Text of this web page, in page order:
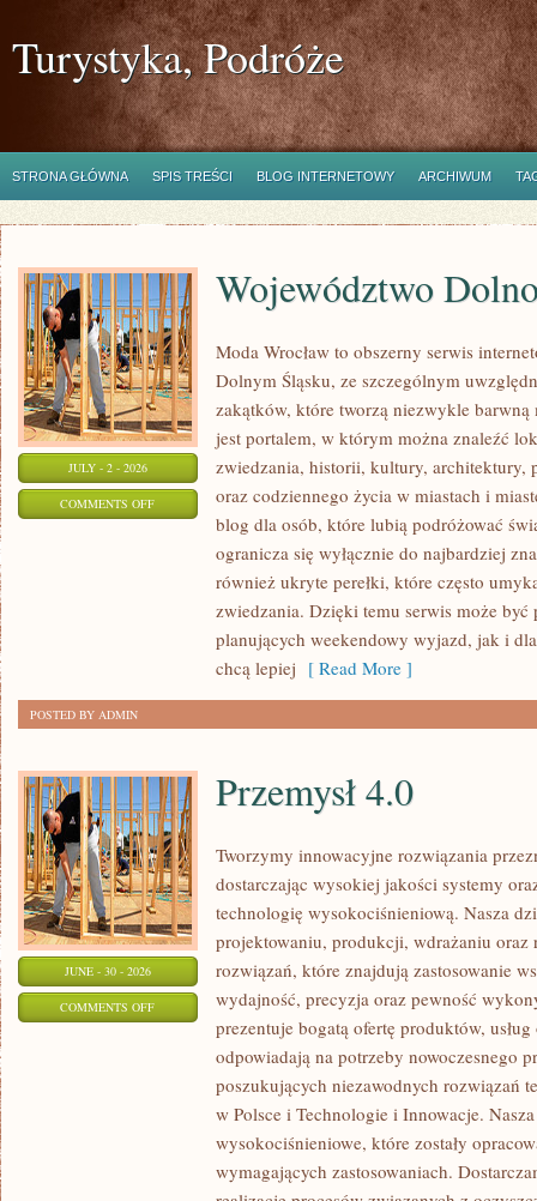
Turystyka, Podróże
STRONA GŁÓWNA SPIS TREŚCI BLOG INTERNETOWY ARCHIWUM
JULY - 2 - 2026
COMMENTS OFFON
WOJEWÓDZTWO
DOLNOŚLĄSKIE
Województwo
Moda Wrocław to obszerny serwis
Dolnym Śląsku, ze szczególnym
zakątków, które tworzą niezwykle barwną
jest portalem, w którym można znaleźć
zwiedzania, historii, kultury, architektury,
oraz codziennego życia w miastach i
blog dla osób, które lubią podróżować
ogranicza się wyłącznie do najbardziej
również ukryte perełki, które często
zwiedzania. Dzięki temu serwis może
planujących weekendowy wyjazd, jak i
chcą lepiej [ Read More ]
POSTED BY ADMIN
JUNE - 30 - 2026
COMMENTS OFFON
PRZEMYSŁ
Przemysł 4.0
Tworzymy innowacyjne rozwiązania
dostarczając wysokiej jakości systemy
technologię wysokociśnieniową. Nasza
projektowaniu, produkcji, wdrażaniu oraz
rozwiązań, które znajdują zastosowanie
wydajność, precyzja oraz pewność
prezentuje bogatą ofertę produktów,
odpowiadają na potrzeby nowoczesnego
poszukujących niezawodnych rozwiązań
w Polsce i Technologie i Innowacje.
wysokociśnieniowe, które zostały
wymagających zastosowaniach.